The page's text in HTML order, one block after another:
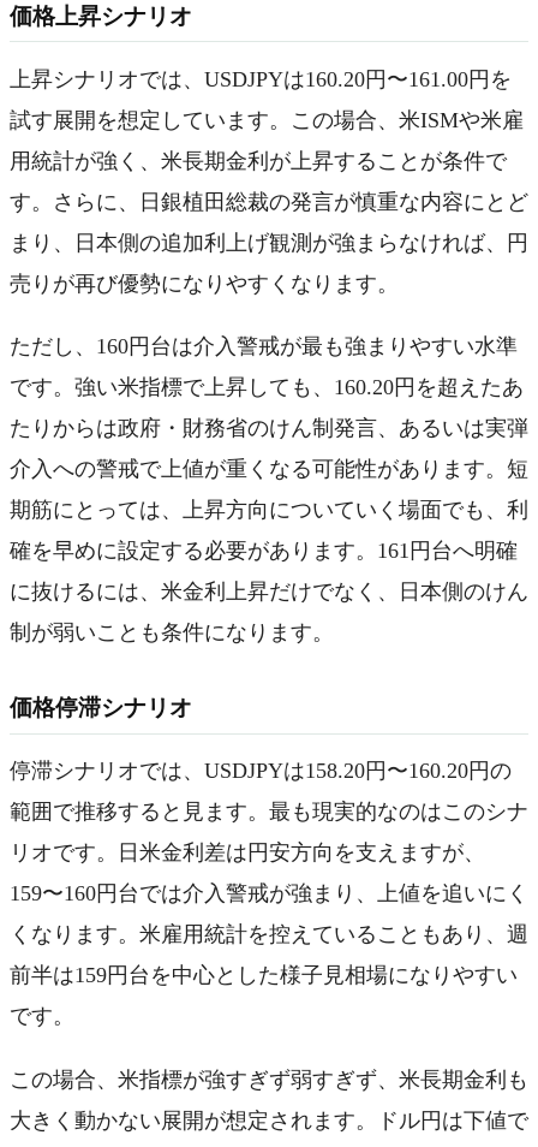
価格上昇シナリオ
上昇シナリオでは、USDJPYは160.20円〜161.00円を
試す展開を想定しています。この場合、米ISMや米雇
用統計が強く、米長期金利が上昇することが条件で
す。さらに、日銀植田総裁の発言が慎重な内容にとど
まり、日本側の追加利上げ観測が強まらなければ、円
売りが再び優勢になりやすくなります。
ただし、160円台は介入警戒が最も強まりやすい水準
です。強い米指標で上昇しても、160.20円を超えたあ
たりからは政府・財務省のけん制発言、あるいは実弾
介入への警戒で上値が重くなる可能性があります。短
期筋にとっては、上昇方向についていく場面でも、利
確を早めに設定する必要があります。161円台へ明確
に抜けるには、米金利上昇だけでなく、日本側のけん
制が弱いことも条件になります。
価格停滞シナリオ
停滞シナリオでは、USDJPYは158.20円〜160.20円の
範囲で推移すると見ます。最も現実的なのはこのシナ
リオです。日米金利差は円安方向を支えますが、
159〜160円台では介入警戒が強まり、上値を追いにく
くなります。米雇用統計を控えていることもあり、週
前半は159円台を中心とした様子見相場になりやすい
です。
この場合、米指標が強すぎず弱すぎず、米長期金利も
大きく動かない展開が想定されます。ドル円は下値で